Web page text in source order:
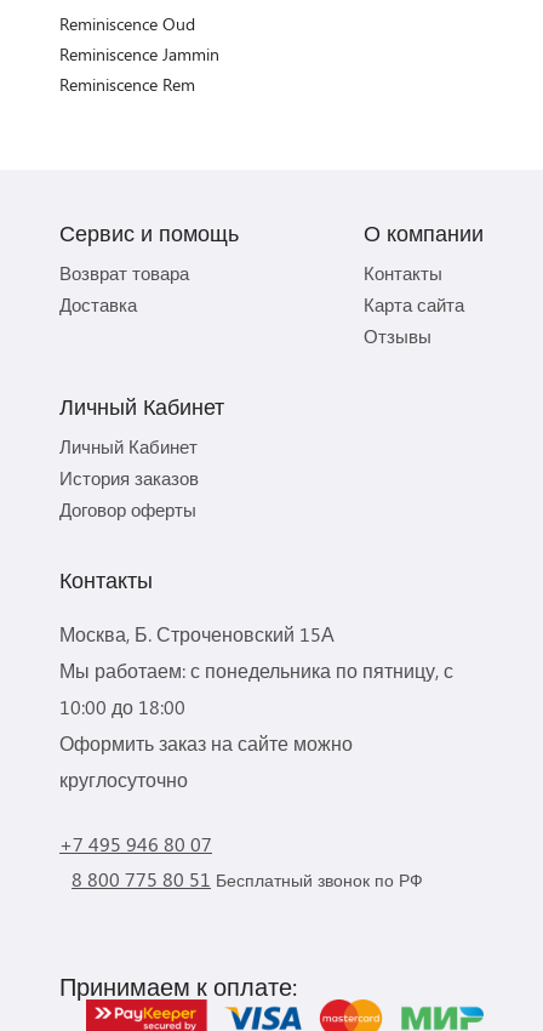
Reminiscence Oud
Reminiscence Jammin
Reminiscence Rem
Сервис и помощь
Возврат товара
Доставка
О компании
Контакты
Карта сайта
Отзывы
Личный Кабинет
Личный Кабинет
История заказов
Договор оферты
Контакты
Москва, Б. Строченовский 15А
Мы работаем: с понедельника по пятницу, с
10:00 до 18:00
Оформить заказ на сайте можно
круглосуточно
+7 495 946 80 07
8 800 775 80 51 Бесплатный звонок по РФ
Принимаем к оплате: